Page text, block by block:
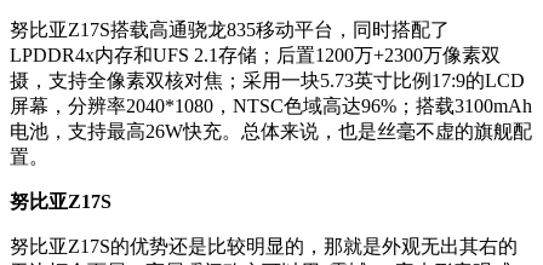
努比亚Z17S搭载高通骁龙835移动平台，同时搭配了
LPDDR4x内存和UFS 2.1存储；后置1200万+2300万像素双
摄，支持全像素双核对焦；采用一块5.73英寸比例17:9的LCD
屏幕，分辨率2040*1080，NTSC色域高达96%；搭载3100mAh
电池，支持最高26W快充。总体来说，也是丝毫不虚的旗舰配
置。
努比亚Z17S
努比亚Z17S的优势还是比较明显的，那就是外观无出其右的